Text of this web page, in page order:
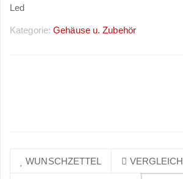
Led
Kategorie:Gehäuse u. Zubehör
WUNSCHZETTEL